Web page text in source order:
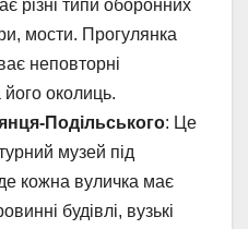
різні типи оборонних
мости. Прогулянка
неповторні
околиць.
Подільського: Це
музей під
кожна вуличка має
будівлі, вузькі